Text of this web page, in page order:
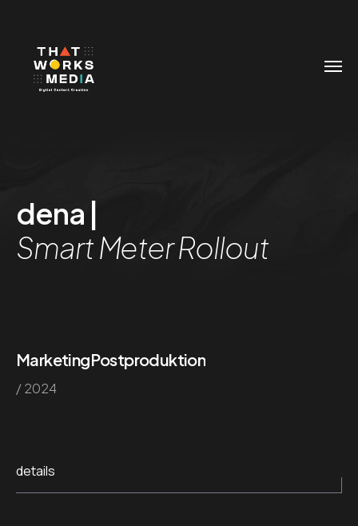
dena |
Smart Meter Rollout
MarketingPostproduktion
/ 2024
details